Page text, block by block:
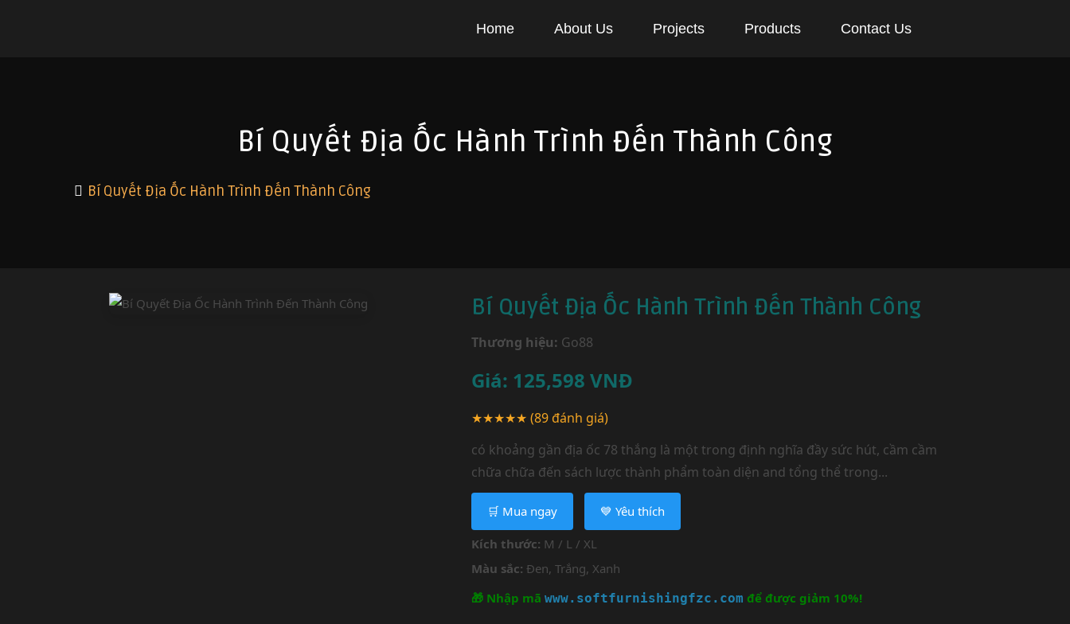
Home About Us Projects Products Contact Us
Bí Quyết Địa Ốc Hành Trình Đến Thành Công
Bí Quyết Địa Ốc Hành Trình Đến Thành Công
Bí Quyết Địa Ốc Hành Trình Đến Thành Công
Thương hiệu: Go88
Giá: 125,598 VNĐ
★★★★★ (89 đánh giá)
có khoảng gần địa ốc 78 thắng là một trong định nghĩa đầy sức hút, cầm cầm
chữa chữa đến sách lược thành phẩm toàn diện and tổng thể trong...
🛒 Mua ngay 💙 Yêu thích
Kích thước: M / L / XL
Màu sắc: Đen, Trắng, Xanh
🎁 Nhập mã www.softfurnishingfzc.com để được giảm 10%!